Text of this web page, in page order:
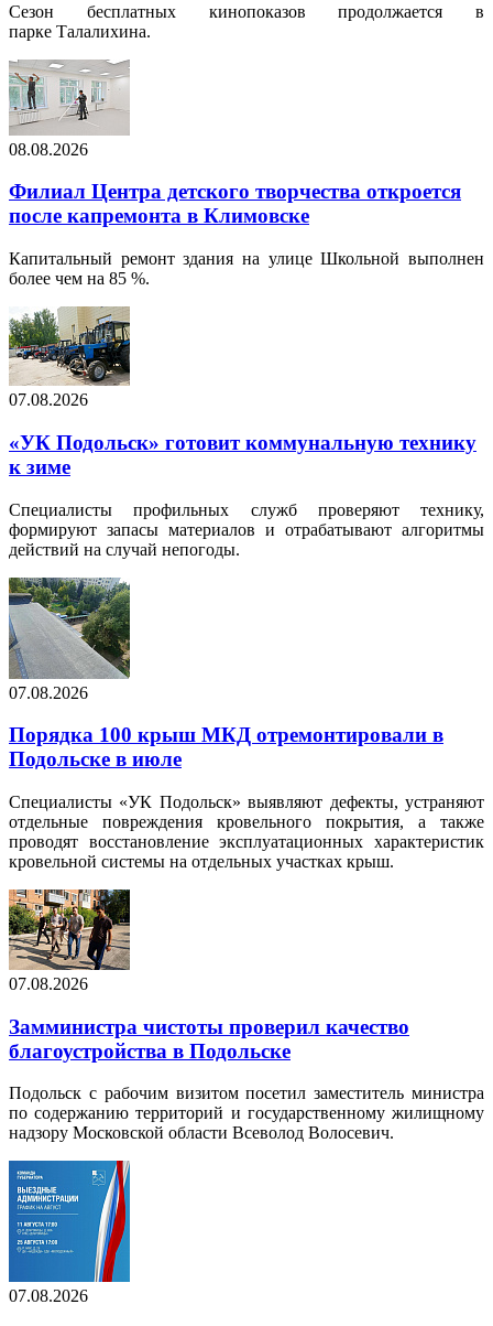
Сезон бесплатных кинопоказов продолжается в
парке Талалихина.
08.08.2026
Филиал Центра детского творчества откроется
после капремонта в Климовске
Капитальный ремонт здания на улице Школьной выполнен
более чем на 85 %.
07.08.2026
«УК Подольск» готовит коммунальную технику
к зиме
Специалисты профильных служб проверяют технику,
формируют запасы материалов и отрабатывают алгоритмы
действий на случай непогоды.
07.08.2026
Порядка 100 крыш МКД отремонтировали в
Подольске в июле
Специалисты «УК Подольск» выявляют дефекты, устраняют
отдельные повреждения кровельного покрытия, а также
проводят восстановление эксплуатационных характеристик
кровельной системы на отдельных участках крыш.
07.08.2026
Замминистра чистоты проверил качество
благоустройства в Подольске
Подольск с рабочим визитом посетил заместитель министра
по содержанию территорий и государственному жилищному
надзору Московской области Всеволод Волосевич.
07.08.2026